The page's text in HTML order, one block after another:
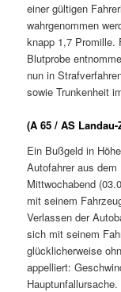
einer gültigen
wahrgenommen
knapp 1,7 Promille.
Blutprobe
nun in
sowie Trunkenheit
(A 65 / AS
Ein Bußgeld in
Autofahrer aus
Mittwochabend
mit seinem
Verlassen der
sich mit seinem
glücklicherweise
appelliert:
Hauptunfallursache.